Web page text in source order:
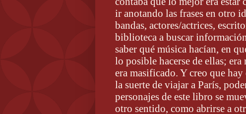
ir anotando las frases en otro
bandas, actores/actrices,
biblioteca a buscar
saber qué música hacían, en
lo posible hacerse de ellas;
era masificado. Y creo que
la suerte de viajar a París,
personajes de este libro se
otro sentido, como abrirse a